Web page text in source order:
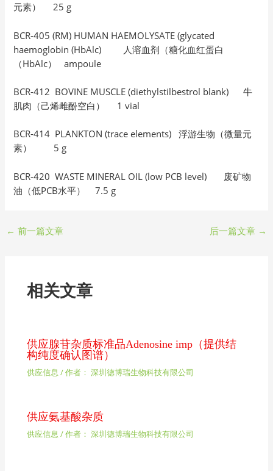
元素） 25 g
BCR-405 (RM) HUMAN HAEMOLYSATE (glycated
haemoglobin (HbAlc) 人溶血剂（糖化血红蛋白
（HbAlc） ampoule
BCR-412 BOVINE MUSCLE (diethylstilbestrol blank) 牛
肌肉（己烯雌酚空白） 1 vial
BCR-414 PLANKTON (trace elements) 浮游生物（微量元
素） 5 g
BCR-420 WASTE MINERAL OIL (low PCB level) 废矿物
油（低PCB水平） 7.5 g
← 前一篇文章 后一篇文章 →
相关文章
供应腺苷杂质标准品Adenosine imp（提供结
构纯度确认图谱）
供应信息 / 作者： 深圳德博瑞生物科技有限公司
供应氨基酸杂质
供应信息 / 作者： 深圳德博瑞生物科技有限公司